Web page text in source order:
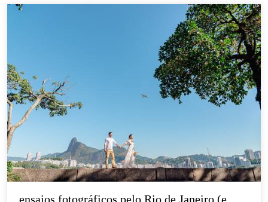
ensaios fotográficos pelo Rio de Janeiro (e